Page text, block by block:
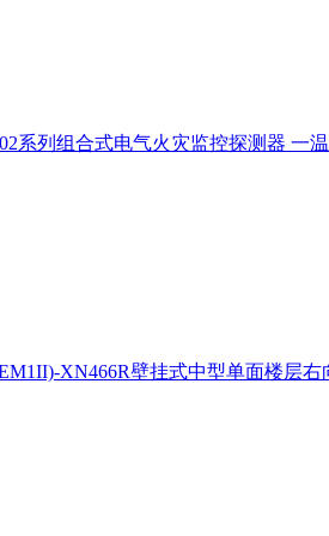
系列组合式电气火灾监控探测器 一温
XN466R壁挂式中型单面楼层右